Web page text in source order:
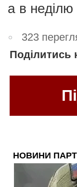
а в неділю
323
Поділитись